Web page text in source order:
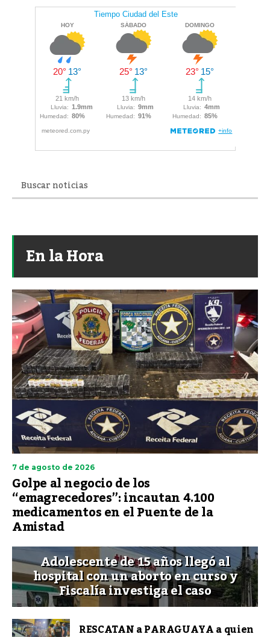
En la Hora
7 de agosto de 2026
Golpe al negocio de los
“emagrecedores”: incautan 4.100
medicamentos en el Puente de la
Amistad
Adolescente de 15 años llegó al
hospital con un aborto en curso y
Fiscalía investiga el caso
RESCATAN a PARAGUAYA a quien